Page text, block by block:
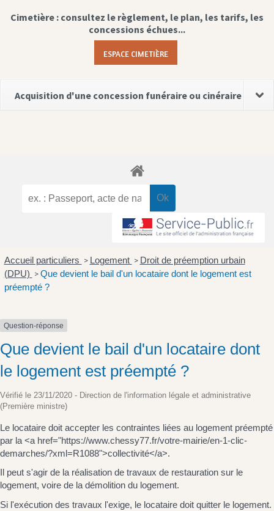
Cimetière : consultez le règlement, le plan, les tarifs, les
concessions échues...
ESPACE CIMETIÈRE
Acquisition d'une concession funéraire ou cinéraire
Accueil particuliers > Logement > Droit de préemption urbain
(DPU) > Que devient le bail d'un locataire dont le logement est
préempté ?
Question-réponse
Que devient le bail d'un locataire dont
le logement est préempté ?
Vérifié le 23/11/2020 - Direction de l'information légale et administrative
(Première ministre)
Le locataire doit accepter les contraintes liées au logement préempté
par la <a href="https://www.chessy77.fr/votre-mairie/en-1-clic-
demarches/?xml=R1088">collectivité</a>.
Il peut s'agir de la réalisation de travaux de restauration sur le
logement, voire de la démolition du logement.
Si l'exécution des travaux l'exige, le locataire doit quitter le logement.